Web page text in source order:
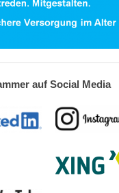
auf Social Media